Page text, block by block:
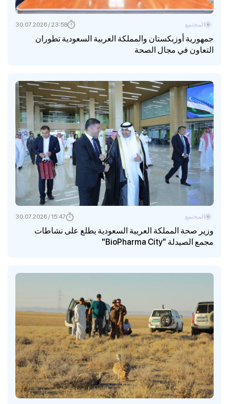
جمهورية أوزبكستان والمملكة العربية السعودية تطوران
التعاون في مجال الصحة
المجتمع 23:58 / 30.07.2026
وزير صحة المملكة العربية السعودية يطلع على نشاطات
مجمع الصيدلة "BioPharma City"
المجتمع 15:47 / 30.07.2026